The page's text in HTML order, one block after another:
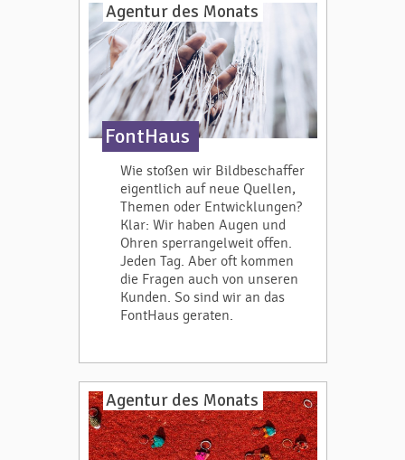
Agentur des Monats
FontHaus
Wie stoßen wir Bildbeschaffer
eigentlich auf neue Quellen,
Themen oder Entwicklungen?
Klar: Wir haben Augen und
Ohren sperrangelweit offen.
Jeden Tag. Aber oft kommen
die Fragen auch von unseren
Kunden. So sind wir an das
FontHaus geraten.
Agentur des Monats